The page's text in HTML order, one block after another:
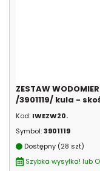
ZESTAW
/3901119/ kula -
Kod: IWEZW20.
Symbol:3901119
Dostępny (28 szt)
Szybka wysyłka! lub